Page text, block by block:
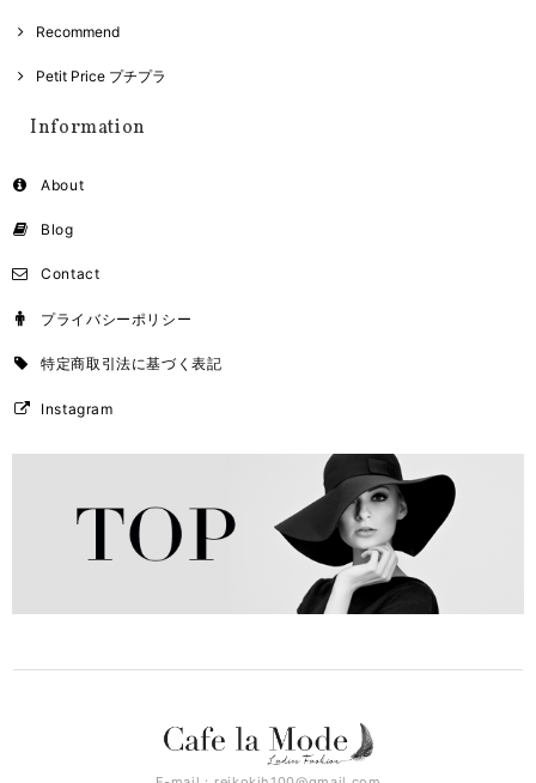
Recommend
Petit Price プチプラ
Information
About
Blog
Contact
プライバシーポリシー
特定商取引法に基づく表記
Instagram